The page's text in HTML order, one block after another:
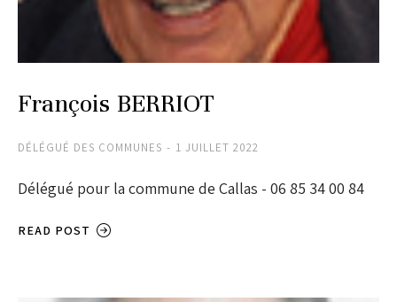
François BERRIOT
DÉLÉGUÉ DES COMMUNES 1 JUILLET 2022
Délégué pour la commune de Callas - 06 85 34 00 84
READ POST